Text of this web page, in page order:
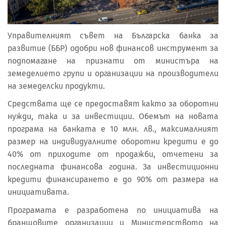
Управителният съвет на Българска банка за
развитие (ББР) одобри нов финансов инструмент за
подпомагане на признати от министъра на
земеделието групи и организации на производители
на земеделски продукти.
Средствата ще се предоставят както за оборотни
нужди, така и за инвестиции. Обемът на новата
програма на банката е 10 млн. лв., максималният
размер на индивидуалните оборотни кредити е до
40% от приходите от продажби, отчетени за
последната финансова година. За инвестиционни
кредити финансирането е до 90% от размера на
инициативата.
Програмата е разработена по инициатива на
браншовите организации и Министерството на